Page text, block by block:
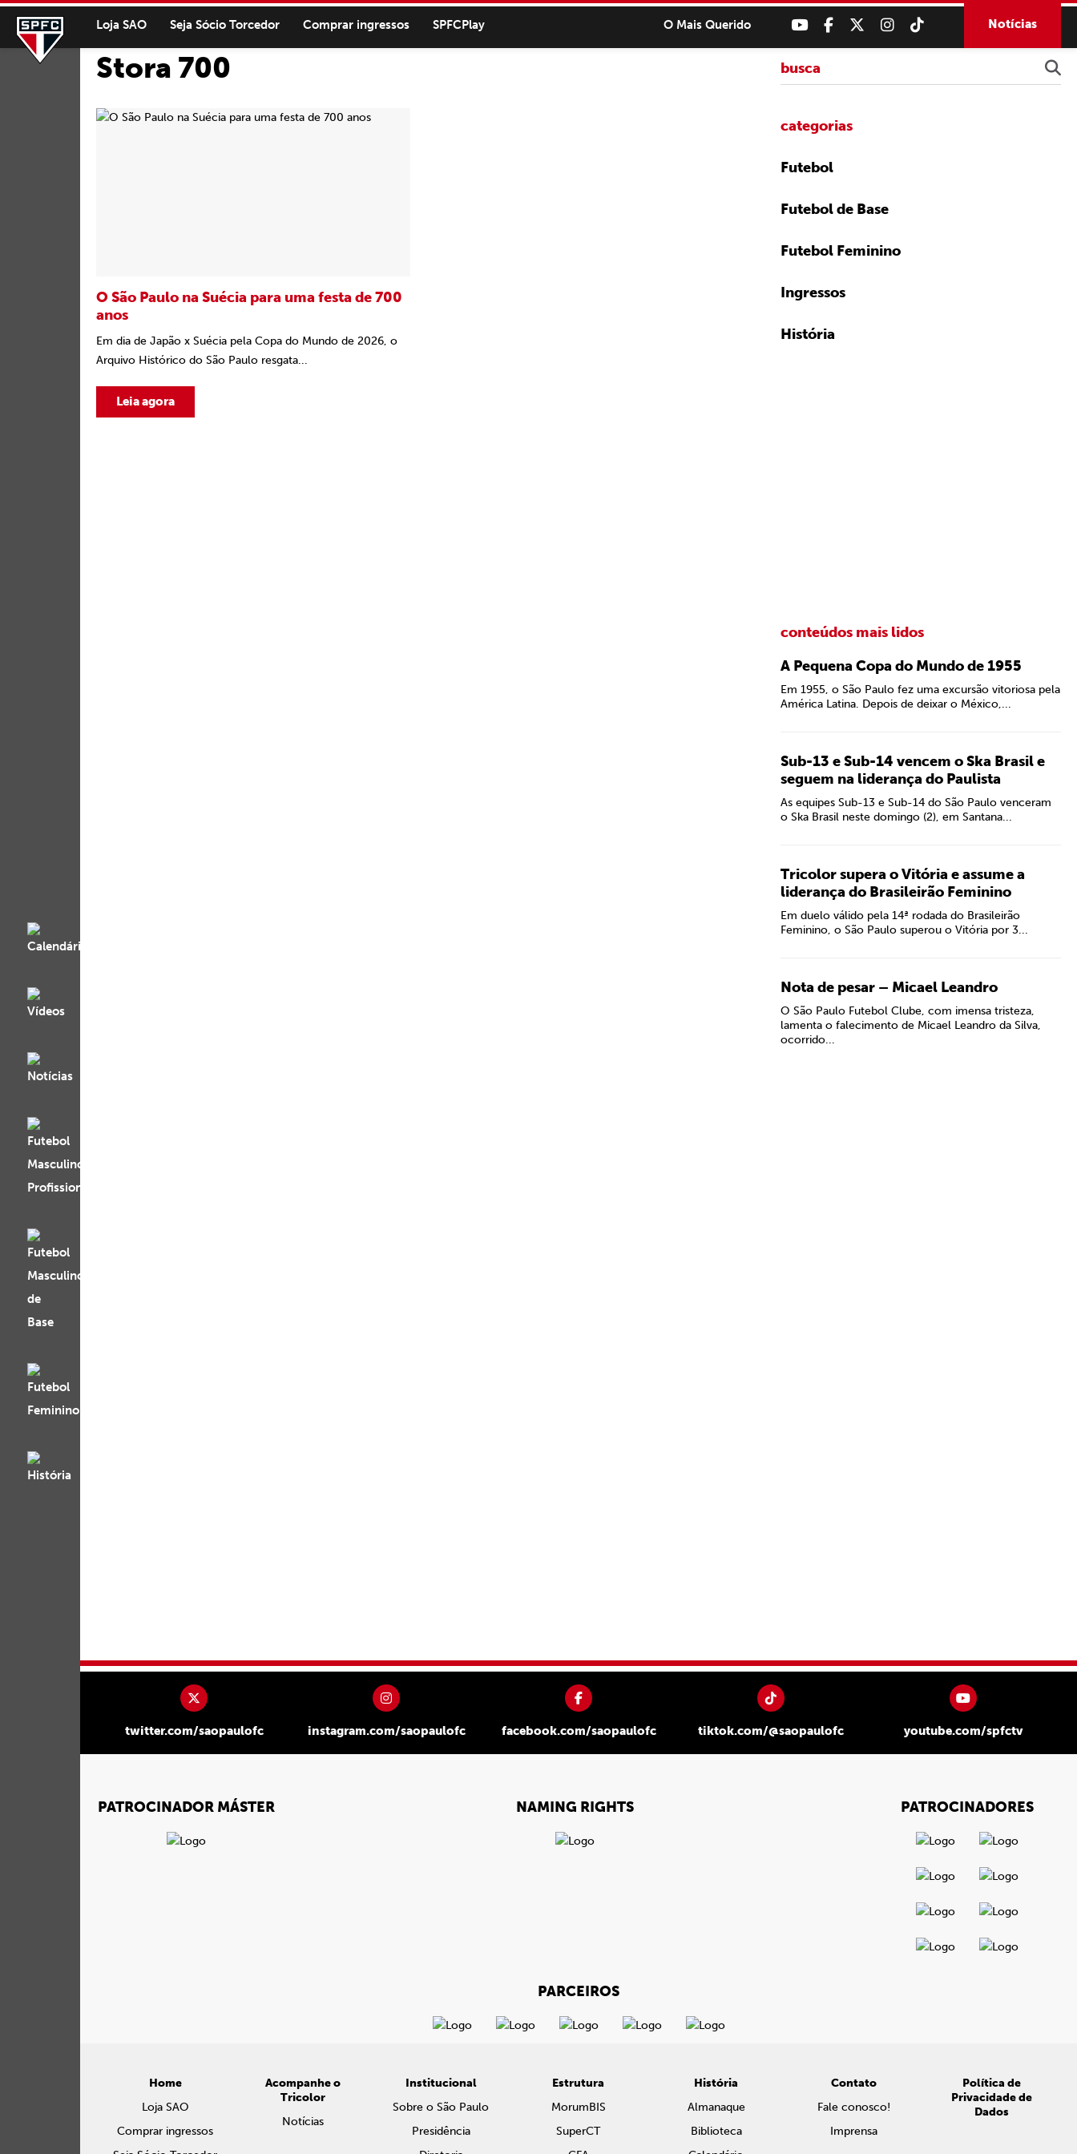
Loja SAO Seja Sócio Torcedor Comprar ingressos SPFCPlay O Mais Querido Notícias
Stora 700
O São Paulo na Suécia para uma festa de 700
anos
Em dia de Japão x Suécia pela Copa do Mundo de 2026, o
Arquivo Histórico do São Paulo resgata...
Leia agora
categorias
Futebol
Futebol de Base
Futebol Feminino
Ingressos
História
conteúdos mais lidos
A Pequena Copa do Mundo de 1955
Em 1955, o São Paulo fez uma excursão vitoriosa pela
América Latina. Depois de deixar o México,...
Sub-13 e Sub-14 vencem o Ska Brasil e
seguem na liderança do Paulista
As equipes Sub-13 e Sub-14 do São Paulo venceram
o Ska Brasil neste domingo (2), em Santana...
Tricolor supera o Vitória e assume a
liderança do Brasileirão Feminino
Em duelo válido pela 14ª rodada do Brasileirão
Feminino, o São Paulo superou o Vitória por 3...
Nota de pesar – Micael Leandro
O São Paulo Futebol Clube, com imensa tristeza,
lamenta o falecimento de Micael Leandro da Silva,
ocorrido...
twitter.com/saopaulofc instagram.com/saopaulofc facebook.com/saopaulofc tiktok.com/@saopaulofc youtube.com/spfctv
PATROCINADOR MÁSTER NAMING RIGHTS PATROCINADORES
PARCEIROS
Home
Loja SAO
Comprar ingressos
Acompanhe o
Tricolor
Notícias
Institucional
Sobre o São Paulo
Presidência
Estrutura
MorumBIS
SuperCT
História
Almanaque
Biblioteca
Contato
Fale conosco!
Imprensa
Política de
Privacidade de
Dados